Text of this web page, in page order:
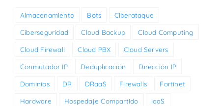
Almacenamiento Bots Ciberataque
Ciberseguridad Cloud Backup Cloud Computing
Cloud Firewall Cloud PBX Cloud Servers
Conmutador IP Deduplicación Dirección IP
Dominios DR DRaaS Firewalls Fortinet
Hardware Hospedaje Compartido IaaS